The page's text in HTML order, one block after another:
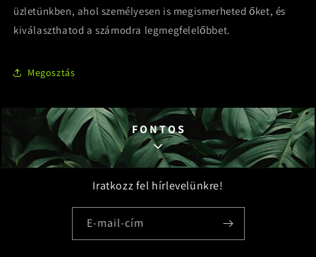
üzletünkben, ahol személyesen is megismerheted őket, és
kiválaszthatod a számodra legmegfelelőbbet.
Megosztás
F O N T O S
Iratkozz fel hírlevelünkre!
E-mail-cím